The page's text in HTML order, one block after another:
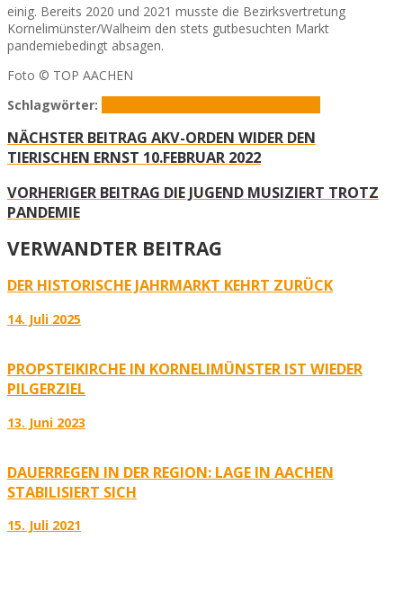
einig. Bereits 2020 und 2021 musste die Bezirksvertretung
Kornelimünster/Walheim den stets gutbesuchten Markt
pandemiebedingt absagen.
Foto © TOP AACHEN
Schlagwörter:
NÄCHSTER BEITRAG AKV-ORDEN WIDER DEN
TIERISCHEN ERNST 10.FEBRUAR 2022
VORHERIGER BEITRAG DIE JUGEND MUSIZIERT TROTZ
PANDEMIE
VERWANDTER BEITRAG
DER HISTORISCHE JAHRMARKT KEHRT ZURÜCK
14. Juli 2025
PROPSTEIKIRCHE IN KORNELIMÜNSTER IST WIEDER
PILGERZIEL
13. Juni 2023
DAUERREGEN IN DER REGION: LAGE IN AACHEN
STABILISIERT SICH
15. Juli 2021